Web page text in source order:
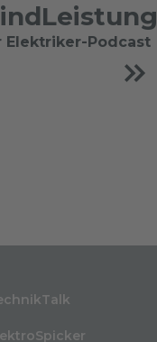
Elektriker-Podcast